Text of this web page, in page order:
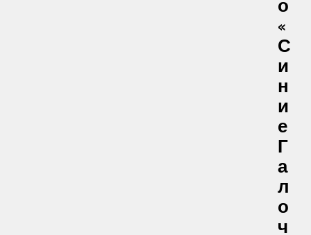
О
«
С
И
Н
И
Е
Г
А
Л
О
Ч